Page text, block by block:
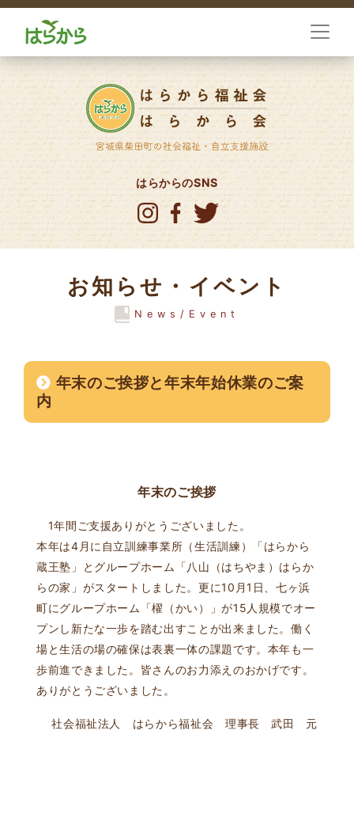
はらからのSNS
お知らせ・イベント
年末のご挨拶と年末年始休業のご案
内
年末のご挨拶
1年間ご支援ありがとうございました。
本年は4月に自立訓練事業所（生活訓練）「はらから
蔵王塾」とグループホーム「八山（はちやま）はらか
らの家」がスタートしました。更に10月1日、七ヶ浜
町にグループホーム「櫂（かい）」が15人規模でオー
プンし新たな一歩を踏む出すことが出来ました。働く
場と生活の場の確保は表裏一体の課題です。本年も一
歩前進できました。皆さんのお力添えのおかげです。
ありがとうございました。
社会福祉法人 はらから福祉会 理事長 武田 元